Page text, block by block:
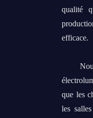
qualité
efficace.
que les
les